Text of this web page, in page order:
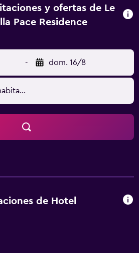
y ofertas de Le
Pace Residence
- dom. 16/8
de Hotel